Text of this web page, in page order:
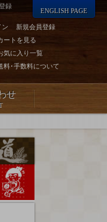
ン 新規会員登録
ートを見る
気に入り一覧
料･手数料について
録
ENGLISH PAGE
せ